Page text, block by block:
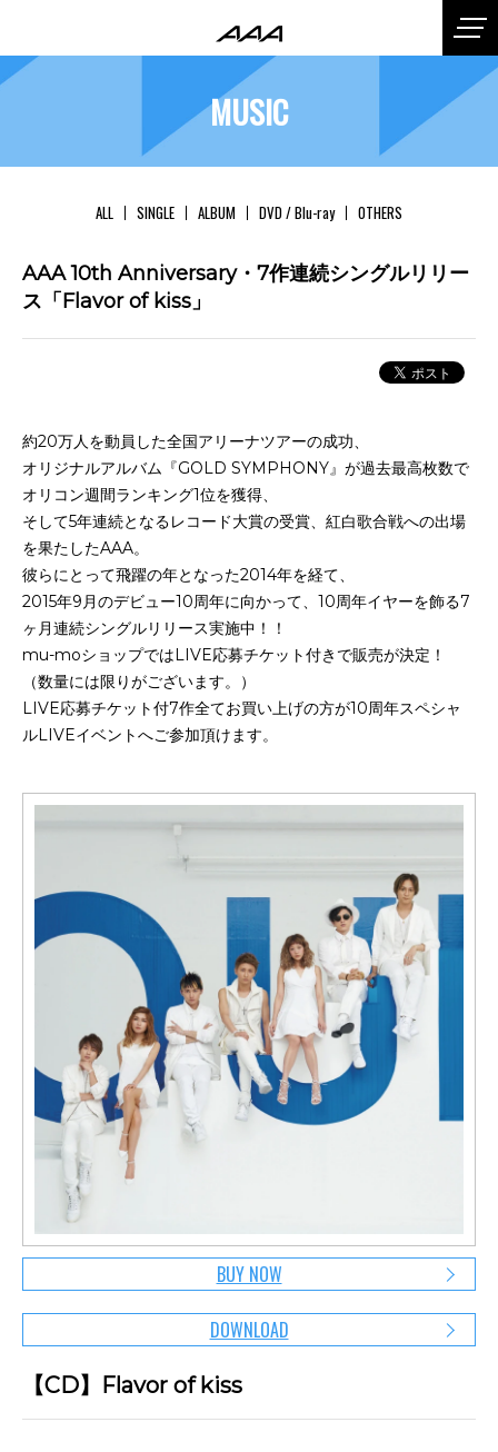
MUSIC
ALL SINGLE ALBUM DVD / Blu-ray OTHERS
AAA 10th Anniversary・7作連続シングルリリー
ス「Flavor of kiss」
約20万人を動員した全国アリーナツアーの成功、
オリジナルアルバム『GOLD SYMPHONY』が過去最高枚数で
オリコン週間ランキング1位を獲得、
そして5年連続となるレコード大賞の受賞、紅白歌合戦への出場
を果たしたAAA。
彼らにとって飛躍の年となった2014年を経て、
2015年9月のデビュー10周年に向かって、10周年イヤーを飾る7
ヶ月連続シングルリリース実施中！！
mu-moショップではLIVE応募チケット付きで販売が決定！
（数量には限りがございます。）
LIVE応募チケット付7作全てお買い上げの方が10周年スペシャ
ルLIVEイベントへご参加頂けます。
BUY NOW
DOWNLOAD
【CD】Flavor of kiss